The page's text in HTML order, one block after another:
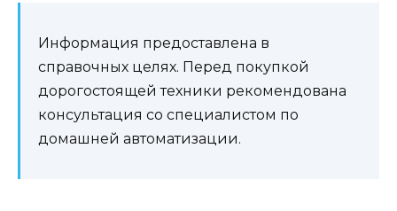
Информация предоставлена в
справочных целях. Перед покупкой
дорогостоящей техники рекомендована
консультация со специалистом по
домашней автоматизации.